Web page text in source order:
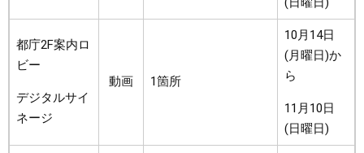
都庁2F案内ロ
ビー
デジタルサイ
ネージ
動画 1箇所
10月14日
(月曜日)か
ら
11月10日
(日曜日)